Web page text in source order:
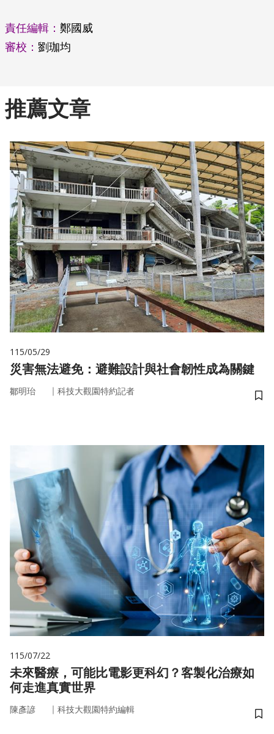
責任編輯： 鄭國威
審校： 劉珈均
推薦文章
115/05/29
災害無法避免：避難設計與社會韌性成為關鍵
鄒明珆 ｜ 科技大觀園特約記者
儲
115/07/22
未來醫療，可能比電影更科幻？客製化治療如
何走進真實世界
陳彥諺 ｜ 科技大觀園特約編輯
儲